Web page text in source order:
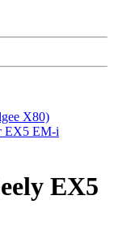
X80)
EX5 EM-i
EX5